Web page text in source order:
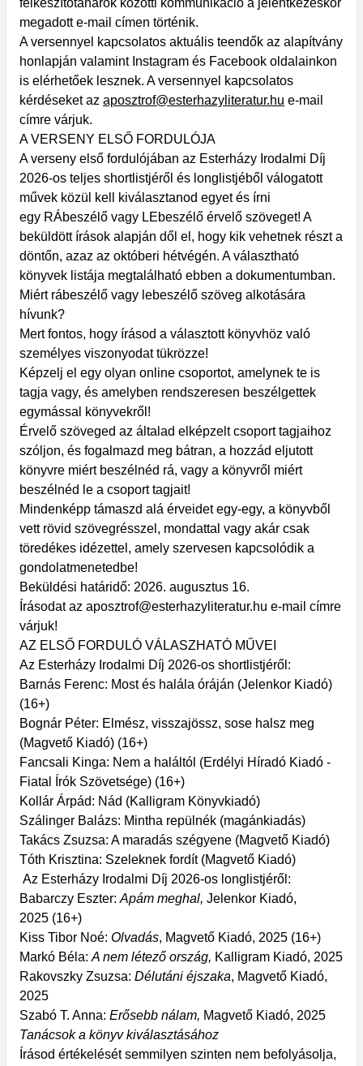
felkészítőtanárok közötti kommunikáció a jelentkezéskor
megadott e-mail címen történik.
A versennyel kapcsolatos aktuális teendők az alapítvány
honlapján valamint Instagram és Facebook oldalainkon
is elérhetőek lesznek. A versennyel kapcsolatos
kérdéseket az aposztrof@esterhazyliteratur.hu e-mail
címre várjuk.
A VERSENY ELSŐ FORDULÓJA
A verseny első fordulójában az Esterházy Irodalmi Díj
2026-os teljes shortlistjéről és longlistjéből válogatott
művek közül kell kiválasztanod egyet és írni
egy RÁbeszélő vagy LEbeszélő érvelő szöveget! A
beküldött írások alapján dől el, hogy kik vehetnek részt a
döntőn, azaz az októberi hétvégén. A választható
könyvek listája megtalálható ebben a dokumentumban.
Miért rábeszélő vagy lebeszélő szöveg alkotására
hívunk?
Mert fontos, hogy írásod a választott könyvhöz való
személyes viszonyodat tükrözze!
Képzelj el egy olyan online csoportot, amelynek te is
tagja vagy, és amelyben rendszeresen beszélgettek
egymással könyvekről!
Érvelő szöveged az általad elképzelt csoport tagjaihoz
szóljon, és fogalmazd meg bátran, a hozzád eljutott
könyvre miért beszélnéd rá, vagy a könyvről miért
beszélnéd le a csoport tagjait!
Mindenképp támaszd alá érveidet egy-egy, a könyvből
vett rövid szövegrésszel, mondattal vagy akár csak
töredékes idézettel, amely szervesen kapcsolódik a
gondolatmenetedbe!
Beküldési határidő: 2026. augusztus 16.
Írásodat az aposztrof@esterhazyliteratur.hu e-mail címre
várjuk!
AZ ELSŐ FORDULÓ VÁLASZHATÓ MŰVEI
Az Esterházy Irodalmi Díj 2026-os shortlistjéről:
Barnás Ferenc: Most és halála óráján (Jelenkor Kiadó)
(16+)
Bognár Péter: Elmész, ​visszajössz, sose halsz meg
(Magvető Kiadó) (16+)
Fancsali Kinga: Nem a haláltól (Erdélyi Híradó Kiadó -
Fiatal Írók Szövetsége) (16+)
Kollár Árpád: Nád (Kalligram Könyvkiadó)
Szálinger Balázs: Mintha ​repülnék (magánkiadás)
Takács Zsuzsa: A maradás szégyene (Magvető Kiadó)
Tóth Krisztina: Szeleknek fordít (Magvető Kiadó)
Az Esterházy Irodalmi Díj 2026-os longlistjéről:
Babarczy Eszter: Apám meghal, Jelenkor Kiadó,
2025 (16+)
Kiss Tibor Noé: Olvadás, Magvető Kiadó, 2025 (16+)
Markó Béla: A nem létező ország, Kalligram Kiadó, 2025
Rakovszky Zsuzsa: Délutáni éjszaka, Magvető Kiadó,
2025
Szabó T. Anna: Erősebb nálam, Magvető Kiadó, 2025
Tanácsok a könyv kiválasztásához
Írásod értékelését semmilyen szinten nem befolyásolja,